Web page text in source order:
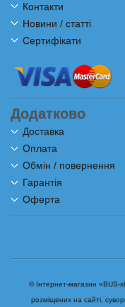
Контакти
Новини / статті
Сертифікати
Додатково
Доставка
Оплата
Обмін / повернення
Гарантія
Оферта
© Інтернет-магазин «BUS-
розміщених на сайті,